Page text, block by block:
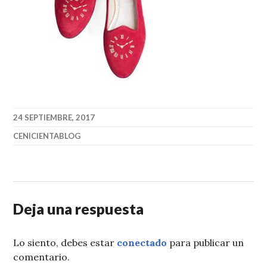
24 SEPTIEMBRE, 2017
CENICIENTABLOG
Deja una respuesta
Lo siento, debes estar conectado para publicar un
comentario.